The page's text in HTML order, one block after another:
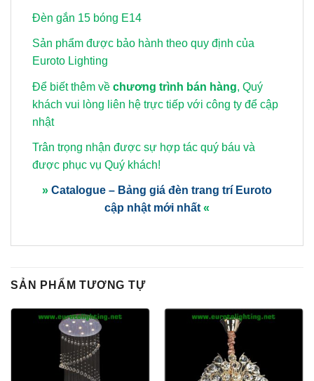
Đèn gắn 15 bóng E14
Sản phẩm được bảo hành theo quy định của
Euroto Lighting
Để biết thêm về chương trình bán hàng, Quý
khách vui lòng liên hệ trực tiếp với công ty để cập
nhật
Trân trọng nhận được sự hợp tác quý báu và
được phục vụ Quý khách!
» Catalogue – Bảng giá đèn trang trí Euroto
cập nhật mới nhất «
SẢN PHẨM TƯƠNG TỰ